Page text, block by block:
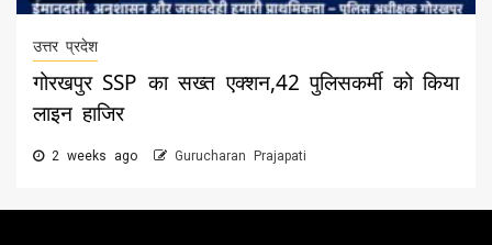
उत्तर प्रदेश
गोरखपुर SSP का सख्त एक्शन,42 पुलिसकर्मी को किया
लाइन हाजिर
2 weeks ago Gurucharan Prajapati